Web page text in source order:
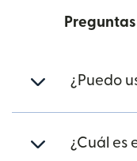
¿Puedo
¿Cuál es